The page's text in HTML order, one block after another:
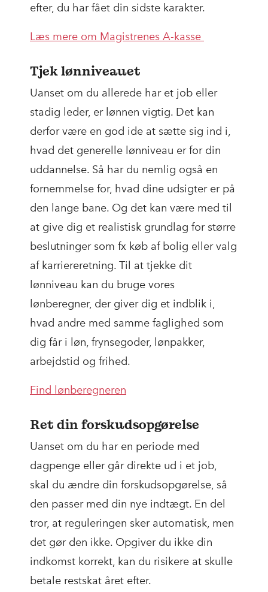
efter, du har fået din sidste karakter.
Læs mere om Magistrenes A-kasse
Tjek lønniveauet
Uanset om du allerede har et job eller
stadig leder, er lønnen vigtig. Det kan
derfor være en god ide at sætte sig ind i,
hvad det generelle lønniveau er for din
uddannelse. Så har du nemlig også en
fornemmelse for, hvad dine udsigter er på
den lange bane. Og det kan være med til
at give dig et realistisk grundlag for større
beslutninger som fx køb af bolig eller valg
af karriereretning. Til at tjekke dit
lønniveau kan du bruge vores
lønberegner, der giver dig et indblik i,
hvad andre med samme faglighed som
dig får i løn, frynsegoder, lønpakker,
arbejdstid og frihed.
Find lønberegneren
Ret din forskudsopgørelse
Uanset om du har en periode med
dagpenge eller går direkte ud i et job,
skal du ændre din forskudsopgørelse, så
den passer med din nye indtægt. En del
tror, at reguleringen sker automatisk, men
det gør den ikke. Opgiver du ikke din
indkomst korrekt, kan du risikere at skulle
betale restskat året efter.